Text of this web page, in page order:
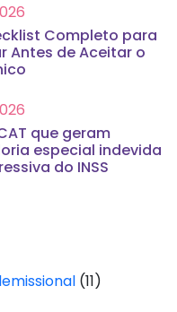
Completo para
Antes de Aceitar o
que geram
especial indevida
do INSS
(11)